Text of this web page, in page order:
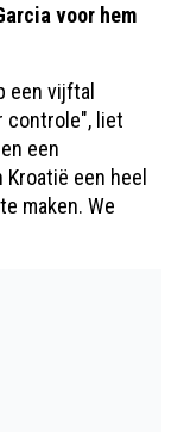
voor hem
een vijftal
controle", liet
een
een heel
maken. We